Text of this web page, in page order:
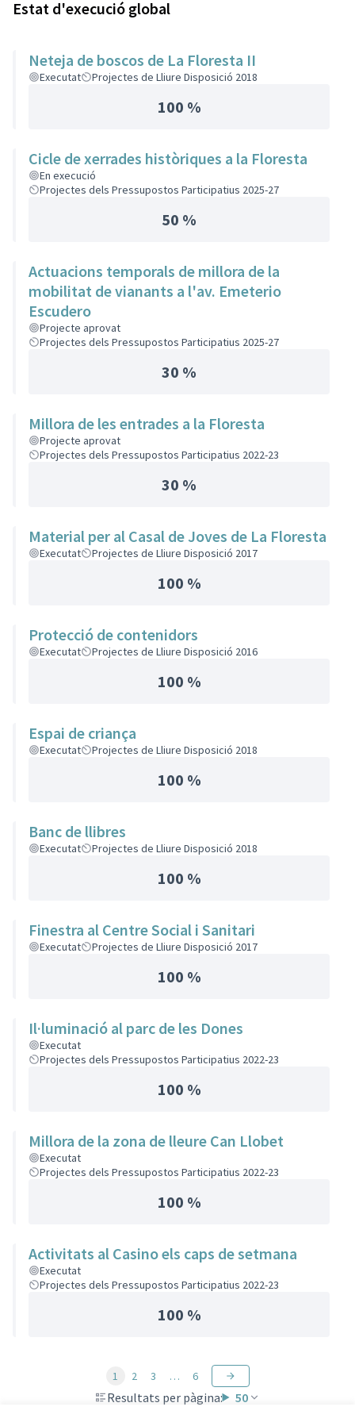
Estat d'execució global
Neteja de boscos de La Floresta II
Executat Projectes de Lliure Disposició 2018
100 %
Cicle de xerrades històriques a la Floresta
En execució
Projectes dels Pressupostos Participatius 2025-27
50 %
Actuacions temporals de millora de la
mobilitat de vianants a l'av. Emeterio
Escudero
Projecte aprovat
Projectes dels Pressupostos Participatius 2025-27
30 %
Millora de les entrades a la Floresta
Projecte aprovat
Projectes dels Pressupostos Participatius 2022-23
30 %
Material per al Casal de Joves de La Floresta
Executat Projectes de Lliure Disposició 2017
100 %
Protecció de contenidors
Executat Projectes de Lliure Disposició 2016
100 %
Espai de criança
Executat Projectes de Lliure Disposició 2018
100 %
Banc de llibres
Executat Projectes de Lliure Disposició 2018
100 %
Finestra al Centre Social i Sanitari
Executat Projectes de Lliure Disposició 2017
100 %
Il·luminació al parc de les Dones
Executat
Projectes dels Pressupostos Participatius 2022-23
100 %
Millora de la zona de lleure Can Llobet
Executat
Projectes dels Pressupostos Participatius 2022-23
100 %
Activitats al Casino els caps de setmana
Executat
Projectes dels Pressupostos Participatius 2022-23
100 %
Resultats per pàgina: 50
1 2 3 … 6